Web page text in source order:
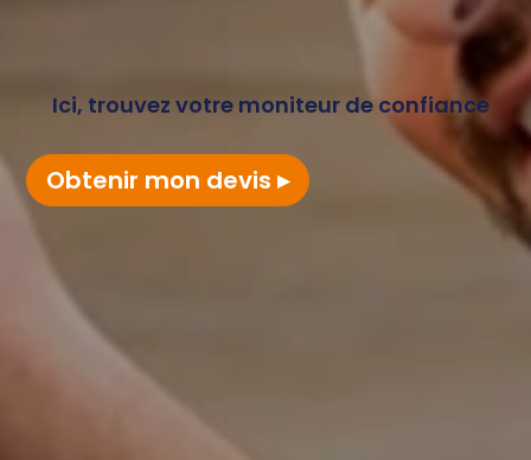
Ici, trouvez votre moniteur de confiance
Obtenir mon devis